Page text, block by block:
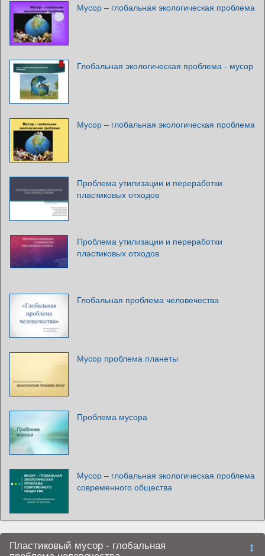
Мусор – глобальная экологическая проблема
Глобальная экологическая проблема - мусор
Мусор – глобальная экологическая проблема
Проблема утилизации и переработки
пластиковых отходов
Проблема утилизации и переработки
пластиковых отходов
Глобальная проблема человечества
Мусор проблема планеты
Проблема мусора
Мусор – глобальная экологическая проблема
современного общества
Пластиковый мусор - глобальная